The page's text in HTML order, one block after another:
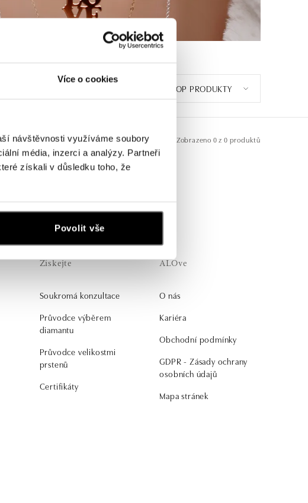
Více o cookies
návštěvnosti využíváme soubory
média, inzerci a analýzy. Partneři
získali v důsledku toho, že
Povolit vše
TOP PRODUKTY
Zobrazeno 0 z 0 produktů
Získejte
Soukromá konzultace
Průvodce výběrem
diamantu
Průvodce velikostmi
prstenů
Certifikáty
ALOve
O nás
Kariéra
Obchodní podmínky
GDPR - Zásady ochrany
osobních údajů
Mapa stránek